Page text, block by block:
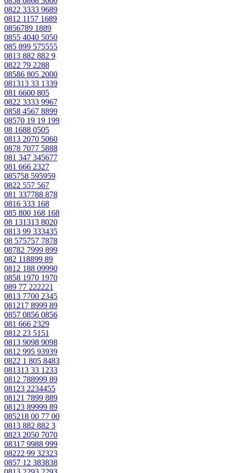
0822 3333 9689
0812 1157 1689
0856789 1889
0855 4040 5050
085 899 575555
0813 882 882 9
0822 79 2288
08586 805 2000
081313 33 1339
081 6600 805
0822 3333 9967
0858 4567 8899
08570 19 19 199
08 1688 0505
0813 2070 5060
0878 7077 5888
081 347 345677
081 666 2327
085758 595959
0822 557 567
081 337788 878
0816 333 168
085 800 168 168
08 131313 8020
0813 99 333435
08 575757 7878
08782 7999 899
082 118899 89
0812 188 09990
0858 1970 1970
089 77 222221
0813 7700 2345
081217 8999 89
0857 0856 0856
081 666 2329
0812 23 5151
0813 9098 9098
0812 995 93939
0822 1 805 8483
081313 33 1233
0812 788999 89
08123 2234455
08121 7899 889
08123 89999 89
085218 00 77 00
0813 882 882 3
0823 2050 7070
08317 9988 999
08222 99 32323
0857 12 383838